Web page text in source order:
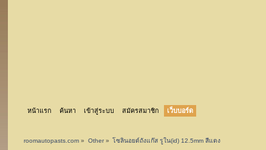
หน้าแรก ค้นหา เข้าสู่ระบบ สมัครสมาชิก เว็บบอร์ด
roomautopasts.com » Other» โซลินอยด์ถังแก๊ส รูใน(id) 12.5mm สีแดง